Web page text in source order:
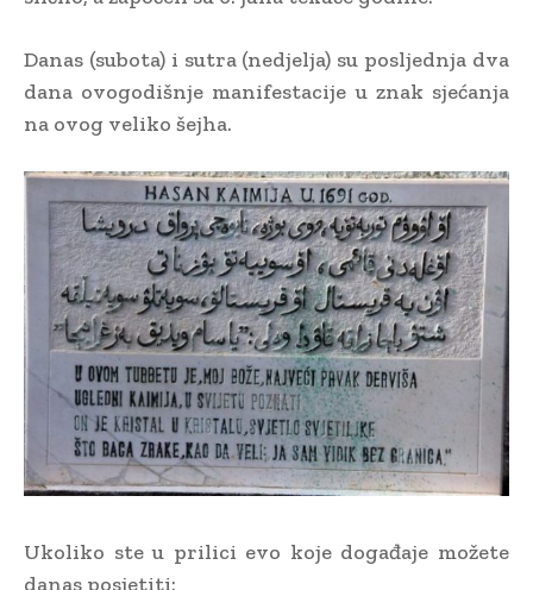
Danas (subota) i sutra (nedjelja) su posljednja dva
dana ovogodišnje manifestacije u znak sjećanja
na ovog veliko šejha.
Ukoliko ste u prilici evo koje događaje možete
danas posjetiti: